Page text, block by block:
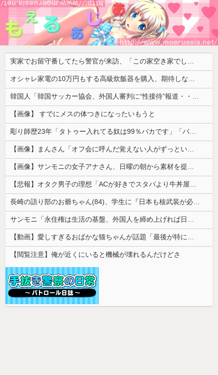
実家でお留守番してたら警官が来訪、「この家空き家でしたよね？」と問いかけてくるが実際は30年ほど住んでおり……
オシャレ家電の10万円もする高級炊飯器を購入、期待しながら御飯を炊いてみた結果……
韓国人「韓国サッカー協会、外国人審判に“性接待”報道・・・」→「2002年の審判買収が事実だったのか？」「日本人が言ってたこと正しかったね・・・...
【画像】 すでにメスの体つきになったいもうと
彫り師歴23年「タトゥー入れてる奴は99％バカです」「バカは5000円が好き」無断キャンセル、挨拶できない、金がない…客層をぶっちゃけ
【画像】まんさん「オフ会に呼んだ覚えない人がずっといたので晒すわ」（パシャ）
【画像】サンモニの女子アナさん、日曜の朝から素材を提供してしまう
【悲報】オタク男子の理想「ACが好きでスタバより牛丼屋に行きたがる女」、この銀河に1人も存在しないｗｗｗｗ
長崎の語り部のお爺ちゃん(84)、学生に『日本も核武装が必要』と言われびっくり
サンモニ「永住権は生活の基盤、外国人を締め上げれば日本人が生きやすくなるは勘違い」
【動画】愛しすぎるおばかな猫ちゃんが話題「最後が特にかわいいｗ」
【閲覧注意】俺が近くにいると機械が壊れるんだけどさ